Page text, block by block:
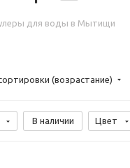
для воды в Мытищи
(возрастание)
В наличии Цвет